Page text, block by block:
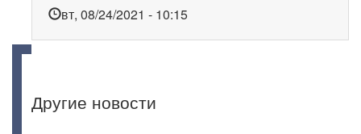
вт, 08/24/2021 - 10:15
Другие новости